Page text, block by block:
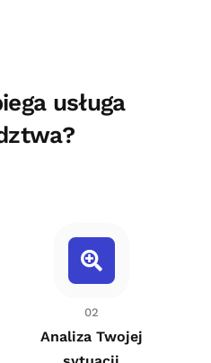
usługa
02
Analiza Twojej